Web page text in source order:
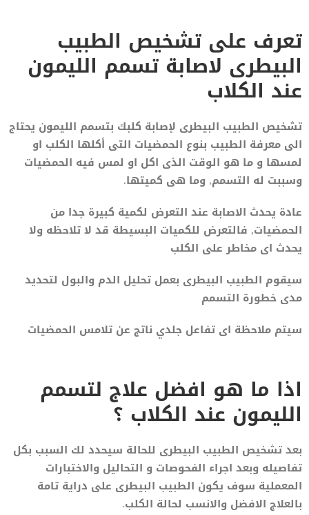
تعرف على تشخيص الطبيب
البيطرى لاصابة تسمم الليمون
عند الكلاب
تشخيص الطبيب البيطرى لإصابة كلبك بتسمم الليمون يحتاج
الى معرفة الطبيب بنوع الحمضيات التى أكلها الكلب او
لمسها و ما هو الوقت الذى اكل او لمس فيه الحمضيات
وسببت له التسمم, وما هى كميتها.
عادة يحدث الاصابة عند التعرض لكمية كبيرة جدا من
الحمضيات, فالتعرض للكميات البسيطة قد لا تلاحظه ولا
يحدث اى مخاطر على الكلب
سيقوم الطبيب البيطرى بعمل تحليل الدم والبول لتحديد
مدى خطورة التسمم
سيتم ملاحظة اى تفاعل جلدي ناتج عن تلامس الحمضيات
اذا ما هو افضل علاج لتسمم
الليمون عند الكلاب ؟
بعد تشخيص الطبيب البيطرى للحالة سيحدد لك السبب بكل
تفاصيله وبعد اجراء الفحوصات و التحاليل والاختبارات
المعملية سوف يكون الطبيب البيطرى على دراية تامة
بالعلاج الافضل والانسب لحالة الكلب.